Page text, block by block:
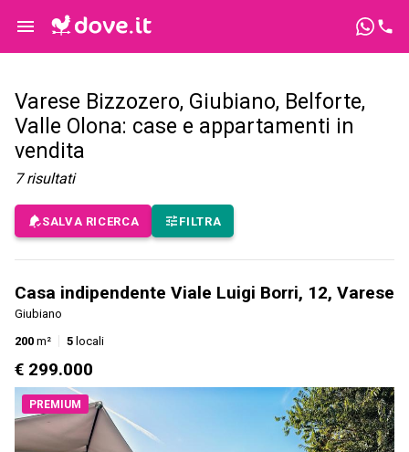
Varese Bizzozero, Giubiano, Belforte,
Valle Olona: case e appartamenti in
vendita
7 risultati
SALVA RICERCA FILTRA
Casa indipendente Viale Luigi Borri, 12, Varese
Giubiano
200 m² 5 locali
€ 299.000
PREMIUM